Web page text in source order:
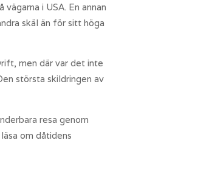
i USA. En annan
skäl än för sitt höga
men där var det inte
största skildringen av
resa genom
om dåtidens